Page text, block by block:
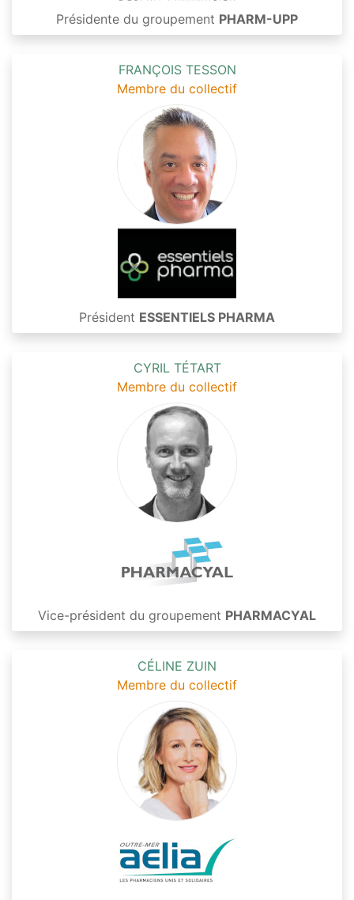
Présidente du groupement PHARM-UPP
FRANÇOIS TESSON
Membre du collectif
Président ESSENTIELS PHARMA
CYRIL TÉTART
Membre du collectif
Vice-président du groupement PHARMACYAL
CÉLINE ZUIN
Membre du collectif